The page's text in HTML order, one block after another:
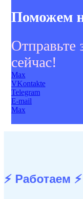
Поможем
Отправьте
сейчас!
Max
VKontakte
Telegram
E-mail
Max
⚡ Работаем ⚡